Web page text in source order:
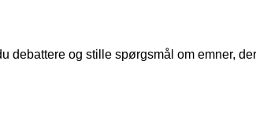
debattere og stille spørgsmål om emner,